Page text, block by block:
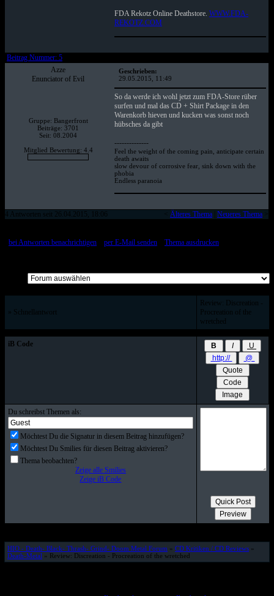
FDA Rekotz Online Deathstore. WWW.FDA-
REKOTZ.COM
Beitrag Nummer: 5
Azze
Enunciator of Evil
Gruppe: Bangerfront
Beiträge: 3701
Seit: 08.2004
Mitglied Bewertung: 4.4
Geschrieben:
29.05.2015, 11:49
So da werde ich wohl jetzt zum FDA-Store rüber
surfen und mal das CD + Shirt Package in den
Warenkorb hieven und kucken was sonst noch
hübsches da gibt
--------------
Feel the weight of the coming pain, anticipate certain
death awaits
slow devour of corrosive fear, sink down with the
phobia
Endless paranoia
4 Antworten seit 26.04.2015, 18:06 Älteres Thema| Neueres Thema>
bei Antworten benachrichtigen:: per E-Mail senden:: Thema ausdrucken]
» Schnellantwort
Review: Discreation -
Procreation of the
wretched
iB Code
Du schreibst Themen als:
Möchtest Du die Signatur in diesem Beitrag hinzufügen?
Möchtest Du Smilies für diesen Beitrag aktivieren?
Thema beobachten?
Zeige alle Smilies
Zeige iB Code
HIO - Death- Black- Thrash- Grind- Doom Metal Forum » CD Kritiken / CD Reviews»
Death-Metal » Review: Discreation - Procreation of the wretched